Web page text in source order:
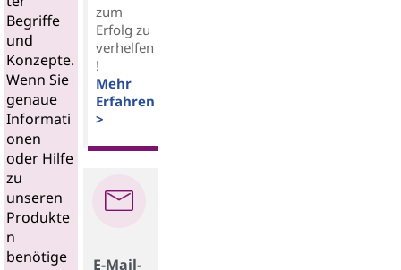
Begriffe
und
Konzepte.
Wenn Sie
genaue
Informati
onen
oder Hilfe
zu
unseren
Produkte
n
benötige
zum
Erfolg zu
verhelfen
!
Mehr
Erfahren
>
E-Mail-